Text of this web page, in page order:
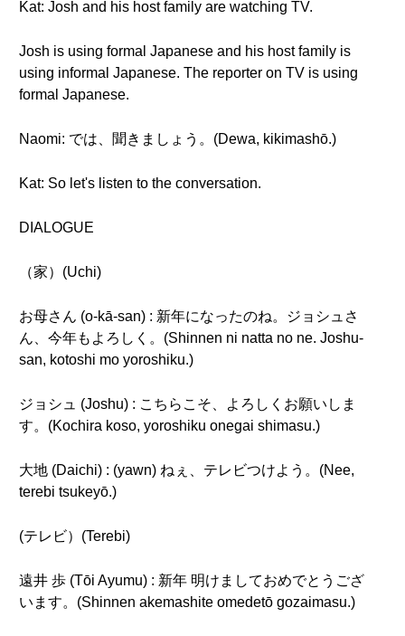
Kat: Josh and his host family are watching TV.
Josh is using formal Japanese and his host family is
using informal Japanese. The reporter on TV is using
formal Japanese.
Naomi: では、聞きましょう。(Dewa, kikimashō.)
Kat: So let's listen to the conversation.
DIALOGUE
（家）(Uchi)
お母さん (o-kā-san) : 新年になったのね。ジョシュさ
ん、今年もよろしく。(Shinnen ni natta no ne. Joshu-
san, kotoshi mo yoroshiku.)
ジョシュ (Joshu) : こちらこそ、よろしくお願いしま
す。(Kochira koso, yoroshiku onegai shimasu.)
大地 (Daichi) : (yawn) ねぇ、テレビつけよう。(Nee,
terebi tsukeyō.)
(テレビ）(Terebi)
遠井 歩 (Tōi Ayumu) : 新年 明けましておめでとうござ
います。(Shinnen akemashite omedetō gozaimasu.)